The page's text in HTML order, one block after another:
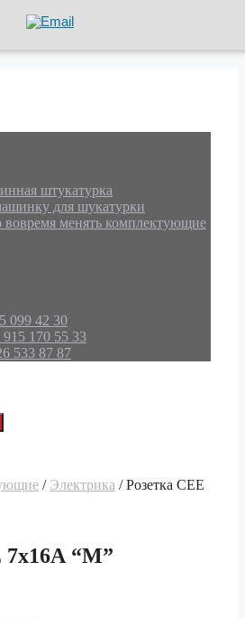
штукатурка
для шукатурки
менять комплектующие
099 42 30
170 55 33
533 87 87
/ Электрика / Розетка СЕЕ
7х16А “М”